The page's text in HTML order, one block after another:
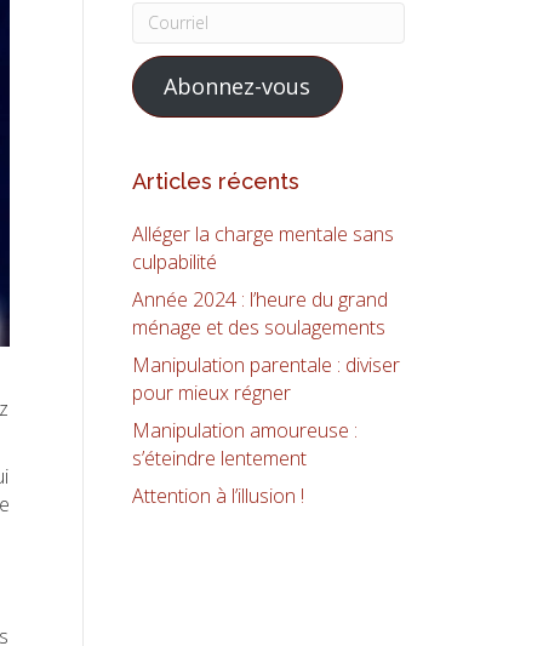
Courriel
Abonnez-vous
Articles récents
Alléger la charge mentale sans
culpabilité
Année 2024 : l’heure du grand
ménage et des soulagements
Manipulation parentale : diviser
pour mieux régner
Manipulation amoureuse :
s’éteindre lentement
Attention à l’illusion !